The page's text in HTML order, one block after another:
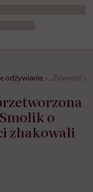
odżywianie › „Żywność
o
zhakowali